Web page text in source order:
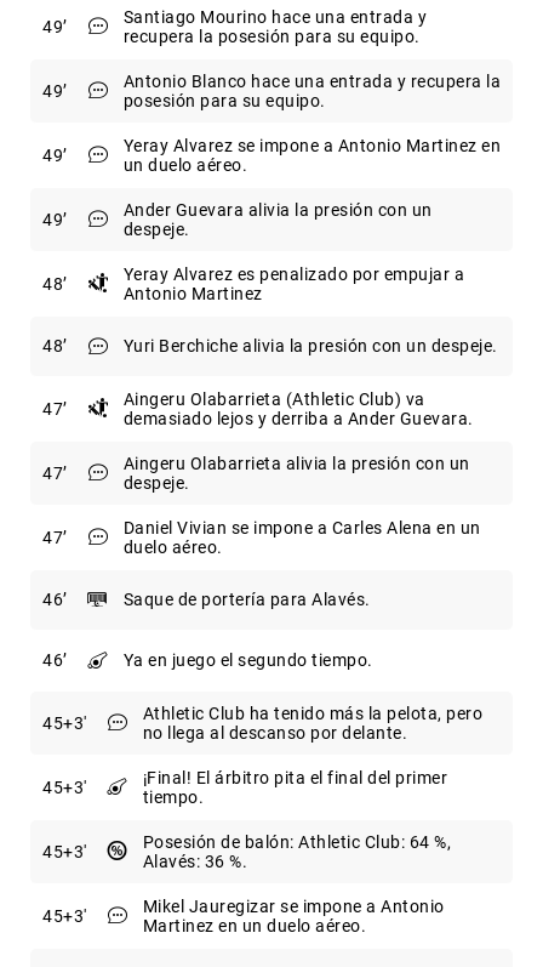
49
Santiago Mourino hace una entrada y
recupera la posesión para su equipo.
49
Antonio Blanco hace una entrada y recupera la
posesión para su equipo.
49
Yeray Alvarez se impone a Antonio Martinez en
un duelo aéreo.
49
Ander Guevara alivia la presión con un
despeje.
48
Yeray Alvarez es penalizado por empujar a
Antonio Martinez
48 Yuri Berchiche alivia la presión con un despeje.
47
Aingeru Olabarrieta (Athletic Club) va
demasiado lejos y derriba a Ander Guevara.
47
Aingeru Olabarrieta alivia la presión con un
despeje.
47
Daniel Vivian se impone a Carles Alena en un
duelo aéreo.
46 Saque de portería para Alavés.
46 Ya en juego el segundo tiempo.
45+3
Athletic Club ha tenido más la pelota, pero
no llega al descanso por delante.
45+3
¡Final! El árbitro pita el final del primer
tiempo.
45+3
Posesión de balón: Athletic Club: 64 %,
Alavés: 36 %.
45+3
Mikel Jauregizar se impone a Antonio
Martinez en un duelo aéreo.